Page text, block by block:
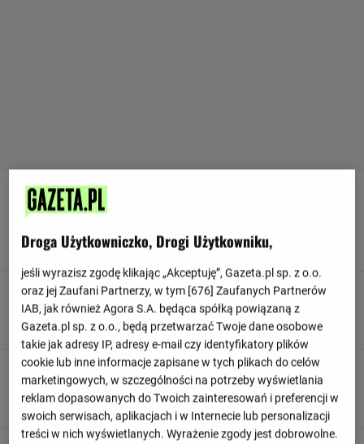
+ 15'
Krosowe podanie, które wykonał Florian Lejeune z Rayo
Vallecano udanie dotarło w pole karne do kolegi z drużyny.
90+ 15'
Rayo Vallecano próbuja stworzyć jakąś akcję.
+ 15'
Rayo Vallecano kontroluje piłkę.
Droga Użytkowniczko, Drogi Użytkowniku,
jeśli wyrazisz zgodę klikając „Akceptuję”, Gazeta.pl sp. z o.o.
oraz jej Zaufani Partnerzy, w tym [676] Zaufanych Partnerów
IAB, jak również Agora S.A. będąca spółką powiązaną z
Gazeta.pl sp. z o.o., będą przetwarzać Twoje dane osobowe
takie jak adresy IP, adresy e-mail czy identyfikatory plików
cookie lub inne informacje zapisane w tych plikach do celów
marketingowych, w szczególności na potrzeby wyświetlania
reklam dopasowanych do Twoich zainteresowań i preferencji w
swoich serwisach, aplikacjach i w Internecie lub personalizacji
treści w nich wyświetlanych. Wyrażenie zgody jest dobrowolne.